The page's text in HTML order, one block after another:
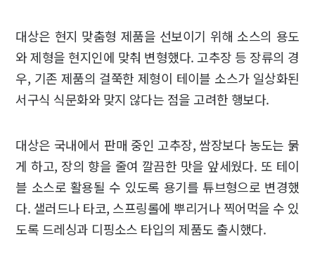
대상은 현지 맞춤형 제품을 선보이기 위해 소스의 용도
와 제형을 현지인에 맞춰 변형했다. 고추장 등 장류의 경
우, 기존 제품의 걸쭉한 제형이 테이블 소스가 일상화된
서구식 식문화와 맞지 않다는 점을 고려한 행보다.
대상은 국내에서 판매 중인 고추장, 쌈장보다 농도는 묽
게 하고, 장의 향을 줄여 깔끔한 맛을 앞세웠다. 또 테이
블 소스로 활용될 수 있도록 용기를 튜브형으로 변경했
다. 샐러드나 타코, 스프링롤에 뿌리거나 찍어먹을 수 있
도록 드레싱과 디핑소스 타입의 제품도 출시했다.